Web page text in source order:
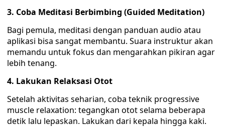
3. Coba Meditasi Berbimbing (Guided Meditation)
Bagi pemula, meditasi dengan panduan audio atau
aplikasi bisa sangat membantu. Suara instruktur akan
memandu untuk fokus dan mengarahkan pikiran agar
lebih tenang.
4. Lakukan Relaksasi Otot
Setelah aktivitas seharian, coba teknik progressive
muscle relaxation: tegangkan otot selama beberapa
detik lalu lepaskan. Lakukan dari kepala hingga kaki.